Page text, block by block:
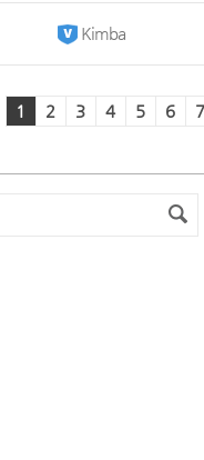
Kimba
1 2 3 4 5 6 7